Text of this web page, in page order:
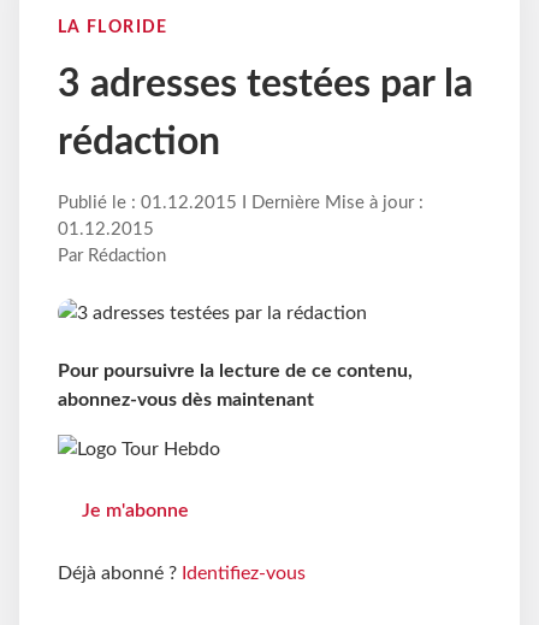
LA FLORIDE
3 adresses testées par la
rédaction
Publié le : 01.12.2015 I Dernière Mise à jour :
01.12.2015
Par Rédaction
Pour poursuivre la lecture de ce contenu,
abonnez-vous dès maintenant
Je m'abonne
Déjà abonné ? Identifiez-vous